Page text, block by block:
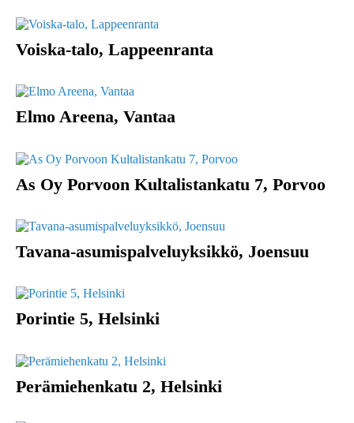
Voiska-talo, Lappeenranta
Elmo Areena, Vantaa
As Oy Porvoon Kultalistankatu 7, Porvoo
Tavana-asumispalveluyksikkö, Joensuu
Porintie 5, Helsinki
Perämiehenkatu 2, Helsinki